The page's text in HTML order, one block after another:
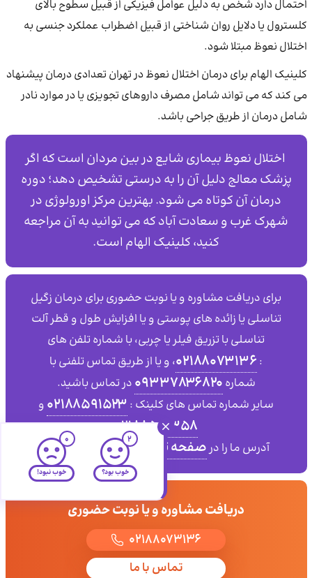
احتمال دارد شخص به دلیل عوامل فیزیکی از قبیل سطوح بالای
کلسترول یا دلایل روان شناختی از قبیل اضطراب عملکرد جنسی به
اختلال نعوظ مبتلا شود.
کلینیک الهام برای درمان اختلال نعوظ در تهران تعدادی درمان پیشنهاد
می کند که می تواند شامل مصرف داروهای تجویزی یا در موارد نادر
شامل درمان از طریق جراحی باشد.
اختلال نعوظ بیماری شایع در بین مردان است که اگر
پزشک معالج دلیل آن را به درستی تشخیص دهد؛ دوره
درمان آن کوتاه می شود. بهترین مرکز اورولوژی در
شهرک غرب و سعادت آباد که می توانید به آن مراجعه
کنید، کلینیک الهام است.
برای دریافت مشاوره و یا نوبت حضوری برای درمان زگیل
تناسلی یا زائده های پوستی و یا افزایش طول و قطر آلت
تناسلی با تزریق فیلر یا چربی، با شماره تلفن های
: ۰۲۱۸۸۰۷۳۱۳۶، و یا از طریق تماس تلفنی با
شماره ۰۹۳۳۷۸۳۶۸۲۰ در تماس باشید.
سایر شماره تماس های کلینک : 02188591523 و
02188591358
آدرس ما را درصفحه تماس باما مشاهده کنید.
دریافت مشاوره و یا نوبت حضوری
02188073136
تماس با ما
خوب بود؟
2
خوب نبود!
0